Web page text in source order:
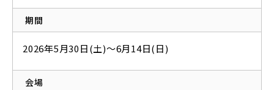
期間
2026年5月30日(土)～6月14日(日)
会場